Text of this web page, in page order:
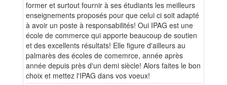
former et surtout fournir à ses étudiants les meilleurs
enseignements proposés pour que celui ci soit adapté
à avoir un poste à responsabilités! Oui IPAG est une
école de commerce qui apporte beaucoup de soutien
et des excellents résultats! Elle figure d'ailleurs au
palmarès des écoles de comemrce, année après
année depuis près d'un demi siècle! Alors faites le bon
choix et mettez l'IPAG dans vos voeux!